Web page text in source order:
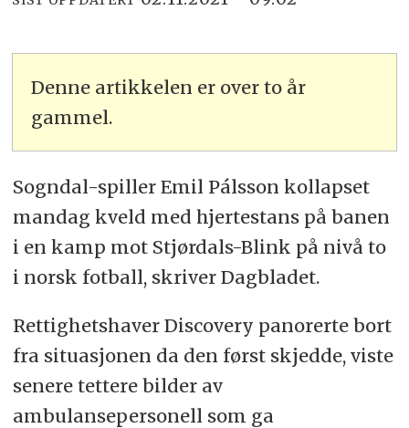
Denne artikkelen er over to år
gammel.
Sogndal-spiller Emil Pálsson kollapset
mandag kveld med hjertestans på banen
i en kamp mot Stjørdals-Blink på nivå to
i norsk fotball, skriver Dagbladet.
Rettighetshaver Discovery panorerte bort
fra situasjonen da den først skjedde, viste
senere tettere bilder av
ambulansepersonell som ga